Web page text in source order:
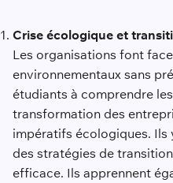
Crise écologique et
Les organisations font
environnementaux sans
étudiants à comprendre
transformation des
impératifs écologiques.
des stratégies de
efficace. Ils apprennent